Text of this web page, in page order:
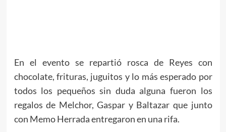
En el evento se repartió rosca de Reyes con
chocolate, frituras, juguitos y lo más esperado por
todos los pequeños sin duda alguna fueron los
regalos de Melchor, Gaspar y Baltazar que junto
con Memo Herrada entregaron en una rifa.